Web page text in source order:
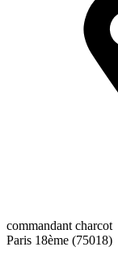
commandant charcot
Paris 18ème (75018)